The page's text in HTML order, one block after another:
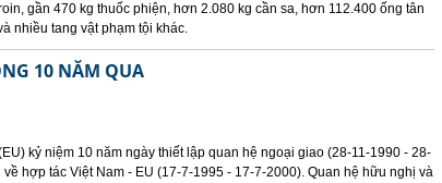
gần 470 kg thuốc phiện, hơn 2.080 kg cần sa, hơn 112.400 ống tân
nhiều tang vật phạm tội khác.
10 NĂM QUA
kỷ niệm 10 năm ngày thiết lập quan hệ ngoại giao (28-11-1990 - 28-
hợp tác Việt Nam - EU (17-7-1995 - 17-7-2000). Quan hệ hữu nghị và